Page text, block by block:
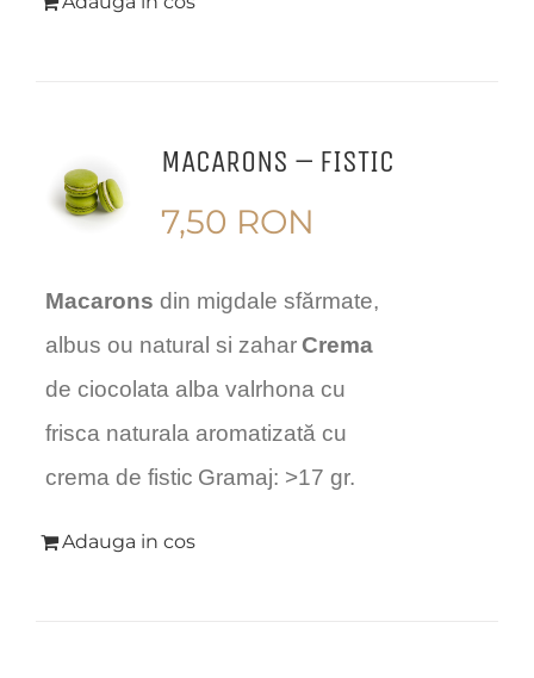
MACARONS – FISTIC
7,50 RON
Macarons din migdale sfărmate,
albus ou natural si zahar Crema
de ciocolata alba valrhona cu
frisca naturala aromatizată cu
crema de fistic Gramaj: >17 gr.
Adauga in cos